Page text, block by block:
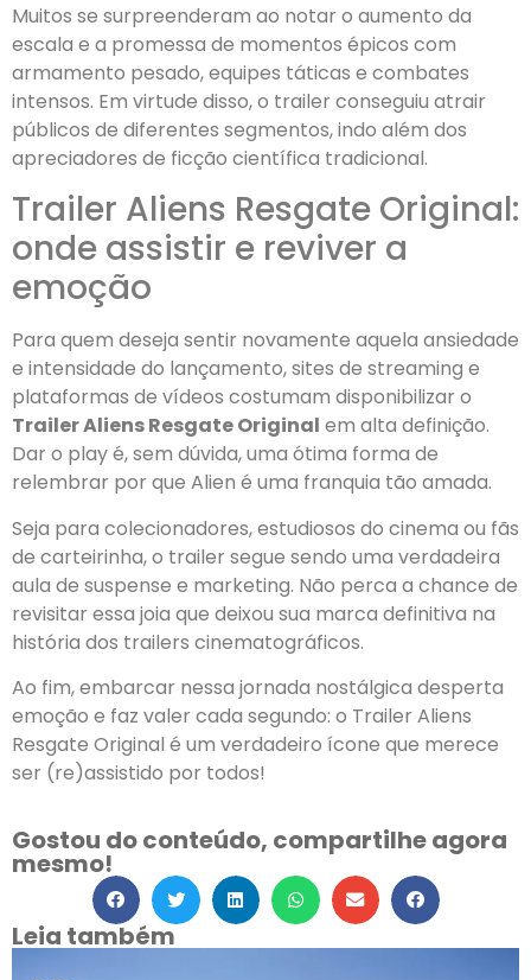
Muitos se surpreenderam ao notar o aumento da
escala e a promessa de momentos épicos com
armamento pesado, equipes táticas e combates
intensos. Em virtude disso, o trailer conseguiu atrair
públicos de diferentes segmentos, indo além dos
apreciadores de ficção científica tradicional.
Trailer Aliens Resgate Original:
onde assistir e reviver a
emoção
Para quem deseja sentir novamente aquela ansiedade
e intensidade do lançamento, sites de streaming e
plataformas de vídeos costumam disponibilizar o
Trailer Aliens Resgate Original em alta definição.
Dar o play é, sem dúvida, uma ótima forma de
relembrar por que Alien é uma franquia tão amada.
Seja para colecionadores, estudiosos do cinema ou fãs
de carteirinha, o trailer segue sendo uma verdadeira
aula de suspense e marketing. Não perca a chance de
revisitar essa joia que deixou sua marca definitiva na
história dos trailers cinematográficos.
Ao fim, embarcar nessa jornada nostálgica desperta
emoção e faz valer cada segundo: o Trailer Aliens
Resgate Original é um verdadeiro ícone que merece
ser (re)assistido por todos!
Gostou do conteúdo, compartilhe agora
mesmo!
Leia também